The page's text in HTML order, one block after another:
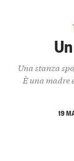
Una stanza
È una madre
19